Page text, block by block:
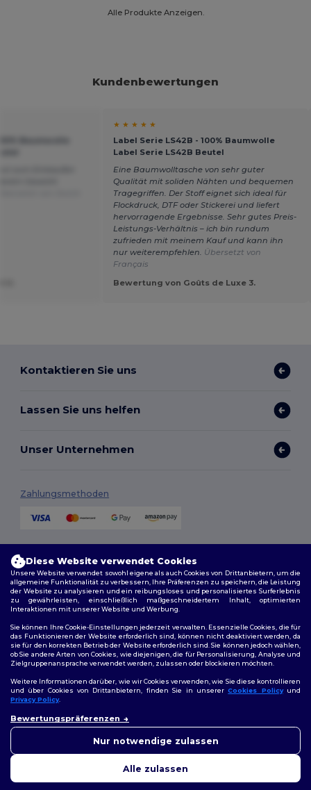
Alle Produkte Anzeigen.
Kundenbewertungen
★ ★ ★ ★ ★
Label Serie LS42B - 100% Baumwolle
Label Serie LS42B Beutel
Eine Baumwolltasche von sehr guter
Qualität mit soliden Nähten und bequemen
Tragegriffen. Der Stoff eignet sich ideal für
Flockdruck, DTF oder Stickerei und liefert
hervorragende Ergebnisse. Sehr gutes Preis-
Leistungs-Verhältnis – ich bin rundum
zufrieden mit meinem Kauf und kann ihn
nur weiterempfehlen. Übersetzt von
Français
Bewertung von Goûts de Luxe 3.
Kontaktieren Sie uns
Lassen Sie uns helfen
Unser Unternehmen
Zahlungsmethoden
Allgemeine Geschäftsbedingungen
Datenschutzbestimmungen|Cookie-Richtlinie|Site Map
Folge uns
Diese Website verwendet Cookies
Unsere Website verwendet sowohl eigene als auch Cookies von Drittanbietern, um die
allgemeine Funktionalität zu verbessern, Ihre Präferenzen zu speichern, die Leistung
der Website zu analysieren und ein reibungsloses und personalisiertes Surferlebnis
zu gewährleisten, einschließlich maßgeschneidertem Inhalt, optimierten
Interaktionen mit unserer Website und Werbung.
Sie können Ihre Cookie-Einstellungen jederzeit verwalten. Essenzielle Cookies, die für
das Funktionieren der Website erforderlich sind, können nicht deaktiviert werden, da
sie für den korrekten Betrieb der Website erforderlich sind. Sie können jedoch wählen,
ob Sie andere Arten von Cookies, wie diejenigen, die für Personalisierung, Analyse und
Zielgruppenansprache verwendet werden, zulassen oder blockieren möchten.
Weitere Informationen darüber, wie wir Cookies verwenden, wie Sie diese kontrollieren
und über Cookies von Drittanbietern, finden Sie in unsererCookies Policyund
Privacy Policy.
Bewertungspräferenzen
Nur notwendige zulassen
Alle zulassen
uns jederzeit kontaktieren.
Ihnen zu helfen.